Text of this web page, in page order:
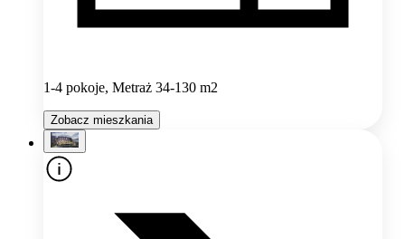
1-4 pokoje, Metraż 34-130 m2
Zobacz mieszkania